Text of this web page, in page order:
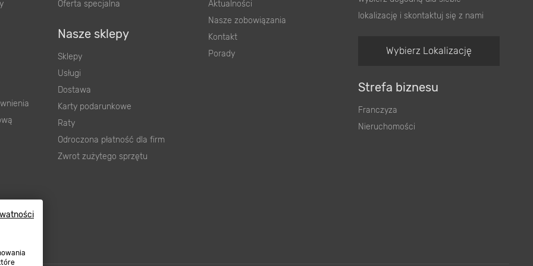
Oferta specjalna
Nasze sklepy
Sklepy
Usługi
Dostawa
Karty podarunkowe
Raty
Odroczona płatność dla firm
Zwrot zużytego sprzętu
Aktualności
Nasze zobowiązania
Kontakt
Porady
Wybierz dogodną dla siebie
lokalizację i skontaktuj się z nami
Wybierz Lokalizację
Strefa biznesu
Franczyza
Nieruchomości